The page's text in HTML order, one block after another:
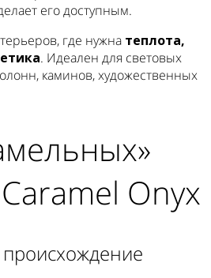
его доступным.
где нужна теплота,
. Идеален для световых
каминов, художественных
Onyx